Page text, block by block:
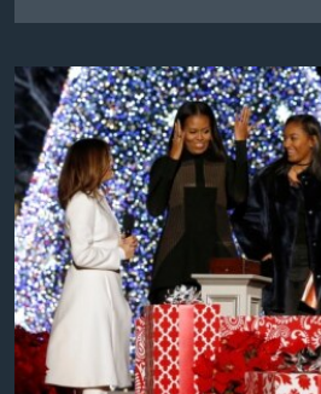
«سی‌پک»